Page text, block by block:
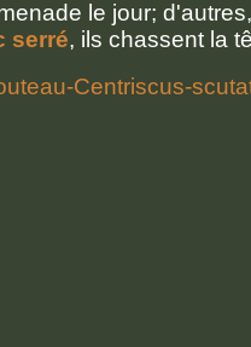
le jour;
serré, ils chassent la